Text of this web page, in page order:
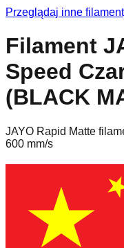
Przeglądaj inne
Filament
Speed
(BLACK
JAYO Rapid Matte
600 mm/s